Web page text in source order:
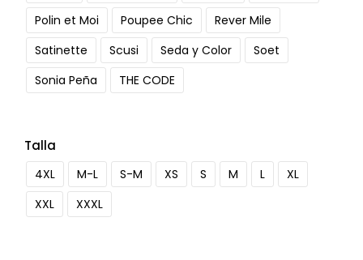
Polin et Moi
Poupee Chic
Rever Mile
Satinette
Scusi Seda y Color
Soet
Sonia Peña
THE CODE
Talla
4XL M-L S-M XS S M L
XL
XXL
XXXL